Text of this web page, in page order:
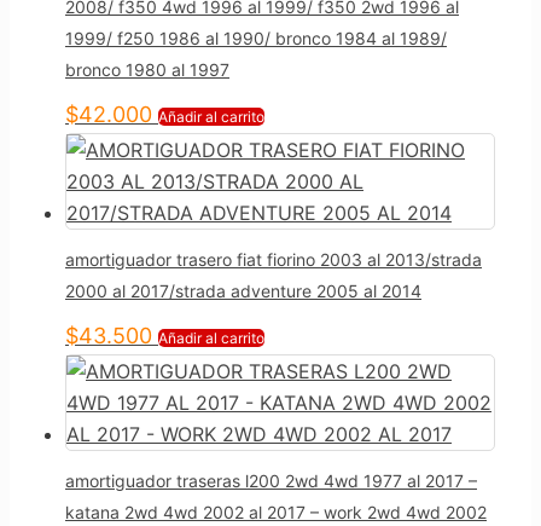
2008/ f350 4wd 1996 al 1999/ f350 2wd 1996 al
1999/ f250 1986 al 1990/ bronco 1984 al 1989/
bronco 1980 al 1997
$42.000 Añadir al carrito
amortiguador trasero fiat fiorino 2003 al 2013/strada
2000 al 2017/strada adventure 2005 al 2014
$43.500 Añadir al carrito
amortiguador traseras l200 2wd 4wd 1977 al 2017 –
katana 2wd 4wd 2002 al 2017 – work 2wd 4wd 2002